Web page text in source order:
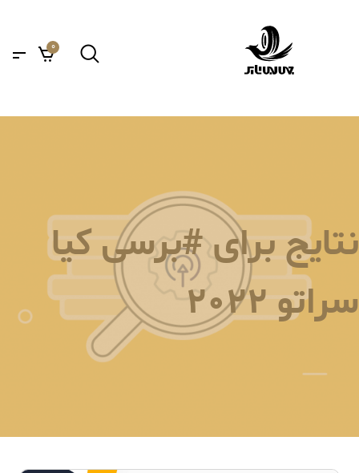
0
نتایج برای #برسی کیا
سراتو 2022